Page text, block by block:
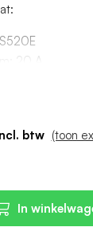
(toon
In
20 A
C
eenheden: 2